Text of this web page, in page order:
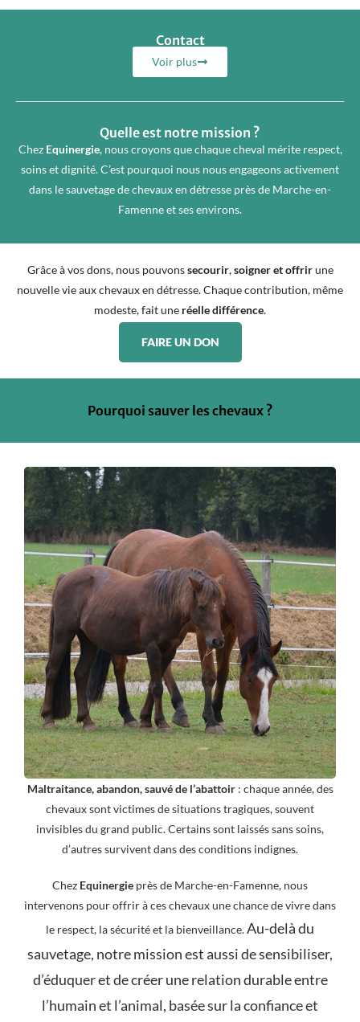
Contact
Voir plus
Quelle est notre mission ?
Chez Equinergie, nous croyons que chaque cheval mérite respect,
soins et dignité. C’est pourquoi nous nous engageons activement
dans le sauvetage de chevaux en détresse près de Marche-en-
Famenne et ses environs.
Grâce à vos dons, nous pouvonssecourir,soigner et offrirune
nouvelle vie aux chevaux en détresse. Chaque contribution, même
modeste, fait une réelle différence.
FAIRE UN DON
Pourquoi sauver les chevaux ?
Maltraitance, abandon, sauvé de l’abattoir: chaque année, des
chevaux sont victimes de situations tragiques, souvent
invisibles du grand public. Certains sont laissés sans soins,
d’autres survivent dans des conditions indignes.
Chez Equinergie près de Marche-en-Famenne, nous
intervenons pour offrir à ces chevaux une chance de vivre dans
le respect, la sécurité et la bienveillance.Au-delà du
sauvetage, notre mission est aussi de sensibiliser,
d’éduquer et de créer une relation durable entre
l’humain et l’animal, basée sur la confiance et